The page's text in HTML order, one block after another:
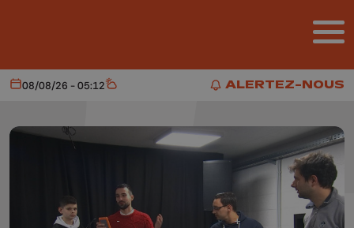
ALERTEZ-NOUS
ALERTEZ-NOUS
Aujourd'hui
08/08/26 - 05:12 Météo